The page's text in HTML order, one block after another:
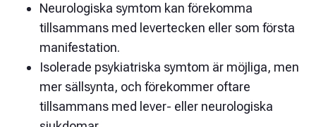
Neurologiska symtom kan förekomma
tillsammans med levertecken eller som första
manifestation.
Isolerade psykiatriska symtom är möjliga, men
mer sällsynta, och förekommer oftare
tillsammans med lever- eller neurologiska